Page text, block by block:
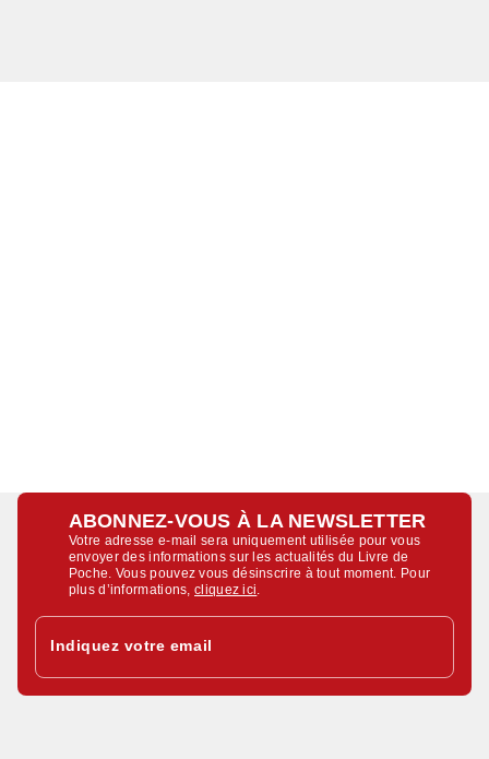
ABONNEZ-VOUS À LA NEWSLETTER
Votre adresse e-mail sera uniquement utilisée pour vous
envoyer des informations sur les actualités du Livre de
Poche. Vous pouvez vous désinscrire à tout moment. Pour
plus d’informations,cliquez ici
Indiquez votre email